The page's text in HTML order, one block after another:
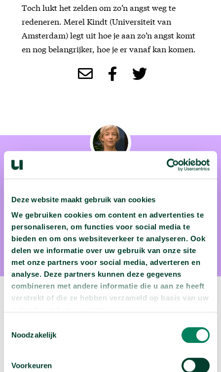
Deze website maakt gebruik van cookies
We gebruiken cookies om content en advertenties te
personaliseren, om functies voor social media te
bieden en om ons websiteverkeer te analyseren. Ook
delen we informatie over uw gebruik van onze site
met onze partners voor social media, adverteren en
analyse. Deze partners kunnen deze gegevens
combineren met andere informatie die u aan ze heeft
verstrekt of die ze hebben verzameld op basis van uw
Noodzakelijk
Voorkeuren
Toch lukt het zelden om zo’n angst weg te
redeneren. Merel Kindt (Universiteit van
Amsterdam) legt uit hoe je aan zo’n angst komt
en nog belangrijker, hoe je er vanaf kan komen.
Prof. dr. Merel Kindt
Prof. dr. Merel Kindt is psycholoog en neurowetenschapper
aan de Universiteit van Amsterdam
Volgende video:
Bekijk deze video arrow_forward